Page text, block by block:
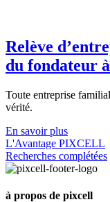
Relève
du fondateur
Toute entreprise
vérité.
En savoir plus
L'Avantage PIXCELL
Recherches complétées
à propos de pixcell